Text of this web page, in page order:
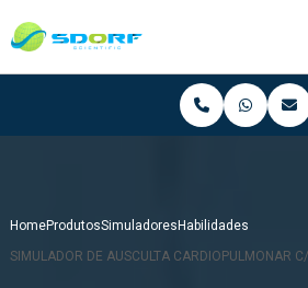
HomeProdutosSimuladores Habilidades
SIMULADOR DE AUSCULTA CARDIOPULMONAR